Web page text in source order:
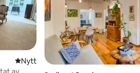
Nytt ställe att bo på
Nytt
av